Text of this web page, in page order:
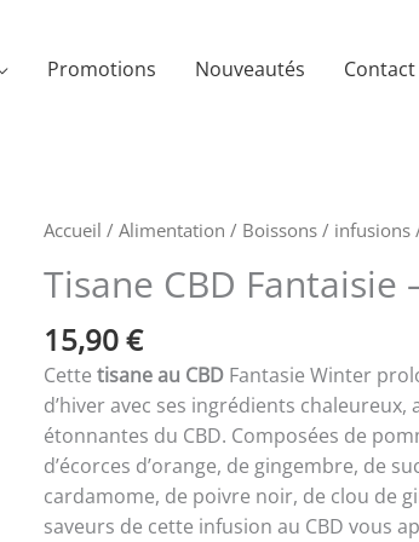
Promotions Nouveautés Contact
Accueil / Alimentation / Boissons / infusions
Tisane CBD Fantaisie
15,90€
Cette tisane au CBD Fantasie Winter
d’hiver avec ses ingrédients
étonnantes du CBD. Composées de
d’écorces d’orange, de gingembre, de
cardamome, de poivre noir, de clou de
saveurs de cette infusion au CBD vous
quantité
Tisane
Fantaisie
-
Tizz